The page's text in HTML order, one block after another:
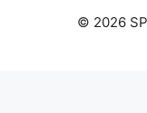
© 2026